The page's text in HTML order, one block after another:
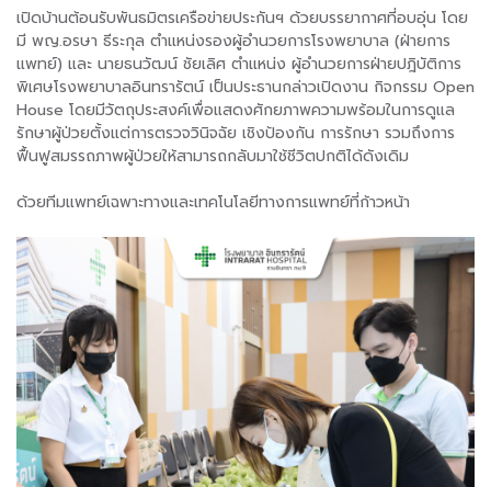
เปิดบ้านต้อนรับพันธมิตรเครือข่ายประกันฯ ด้วยบรรยากาศที่อบอุ่น โดย
มี พญ.อรษา ธีระกุล ตำแหน่งรองผู้อำนวยการโรงพยาบาล (ฝ่ายการ
แพทย์) และ นายธนวัฒน์ ชัยเลิศ ตำแหน่ง ผู้อำนวยการฝ่ายปฎิบัติการ
พิเศษโรงพยาบาลอินทรารัตน์ เป็นประธานกล่าวเปิดงาน กิจกรรม Open
House โดยมีวัตถุประสงค์เพื่อแสดงศักยภาพความพร้อมในการดูแล
รักษาผู้ป่วยตั้งแต่การตรวจวินิจฉัย เชิงป้องกัน การรักษา รวมถึงการ
ฟื้นฟูสมรรถภาพผู้ป่วยให้สามารถกลับมาใช้ชีวิตปกติได้ดังเดิม
ด้วยทีมแพทย์เฉพาะทางและเทคโนโลยีทางการแพทย์ที่ก้าวหน้า